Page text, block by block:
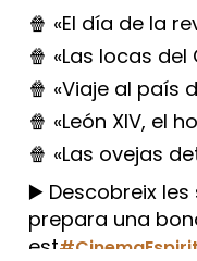
🍿 «El día de la
🍿 «Las locas del
🍿 «Viaje al país
🍿 «León XIV, el
🍿 «Las ovejas
▶️ Descobreix
prepara una
est